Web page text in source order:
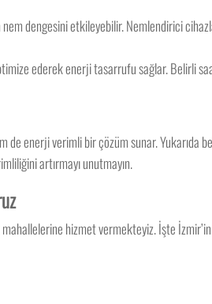
nem dengesini etkileyebilir. Nemlendirici
ederek enerji tasarrufu sağlar. Belirli
de enerji verimli bir çözüm sunar. Yukarıda
artırmayı unutmayın.
hizmet vermekteyiz. İşte